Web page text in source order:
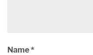
Name*